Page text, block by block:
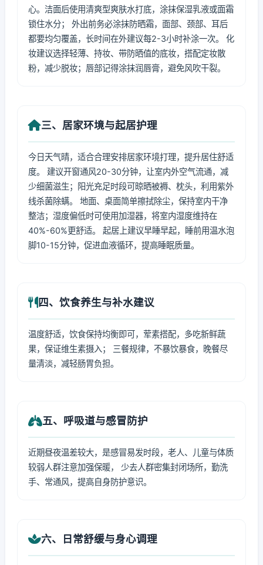
心。洁面后使用清爽型爽肤水打底，涂抹保湿乳液或面霜
锁住水分； 外出前务必涂抹防晒霜，面部、颈部、耳后
都要均匀覆盖，长时间在外建议每2-3小时补涂一次。 化
妆建议选择轻薄、持妆、带防晒值的底妆，搭配定妆散
粉，减少脱妆；唇部记得涂抹润唇膏，避免风吹干裂。
三、居家环境与起居护理
今日天气晴，适合合理安排居家环境打理，提升居住舒适
度。 建议开窗通风20-30分钟，让室内外空气流通，减
少细菌滋生；阳光充足时段可晾晒被褥、枕头，利用紫外
线杀菌除螨。 地面、桌面简单擦拭除尘，保持室内干净
整洁；湿度偏低时可使用加湿器，将室内湿度维持在
40%-60%更舒适。 起居上建议早睡早起，睡前用温水泡
脚10-15分钟，促进血液循环，提高睡眠质量。
四、饮食养生与补水建议
温度舒适，饮食保持均衡即可，荤素搭配，多吃新鲜蔬
果，保证维生素摄入； 三餐规律，不暴饮暴食，晚餐尽
量清淡，减轻肠胃负担。
五、呼吸道与感冒防护
近期昼夜温差较大，是感冒易发时段，老人、儿童与体质
较弱人群注意加强保暖， 少去人群密集封闭场所，勤洗
手、常通风，提高自身防护意识。
六、日常舒缓与身心调理